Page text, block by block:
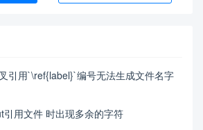
引用`\ref{label}`编号无法生成文件名字
用文件 时出现多余的字符